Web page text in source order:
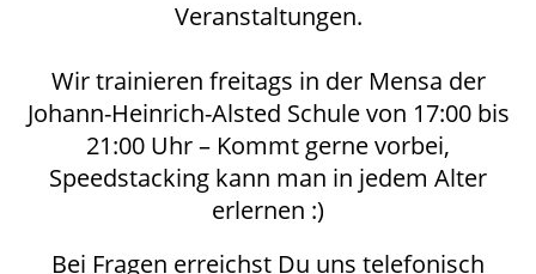
Veranstaltungen.
Wir trainieren freitags in der Mensa der
Johann-Heinrich-Alsted Schule von 17:00 bis
21:00 Uhr – Kommt gerne vorbei,
Speedstacking kann man in jedem Alter
erlernen :)
Bei Fragen erreichst Du uns telefonisch